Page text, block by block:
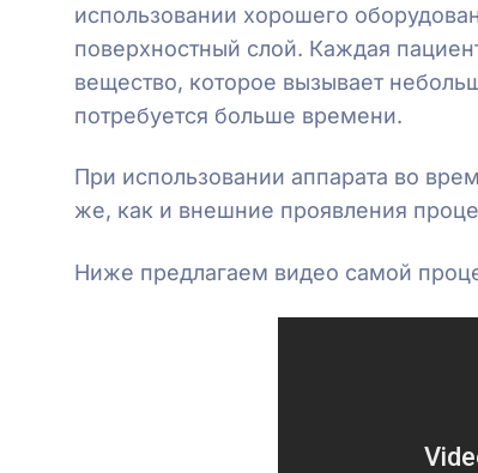
использовании хорошего
поверхностный слой. Каждая
вещество, которое вызывает
потребуется больше времени.
При использовании аппарата во
же, как и внешние проявления
Ниже предлагаем видео самой